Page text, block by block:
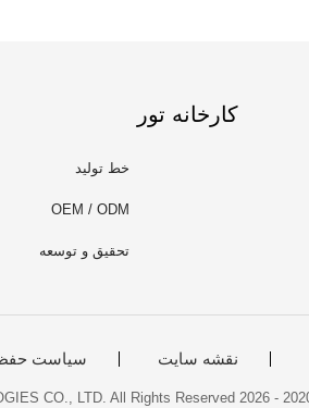
کارخانه تور
خط تولید
OEM / ODM
تحقیق و توسعه
نقشه سایت سیاست